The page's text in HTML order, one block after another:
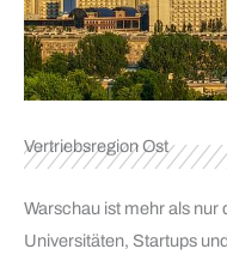
Vertriebsregion Ost
Warschau ist mehr als nur
Universitäten, Startups